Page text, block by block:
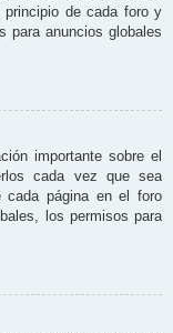
de cada foro y
para anuncios globales
importante sobre el
cada vez que sea
cada página en el foro
los permisos para